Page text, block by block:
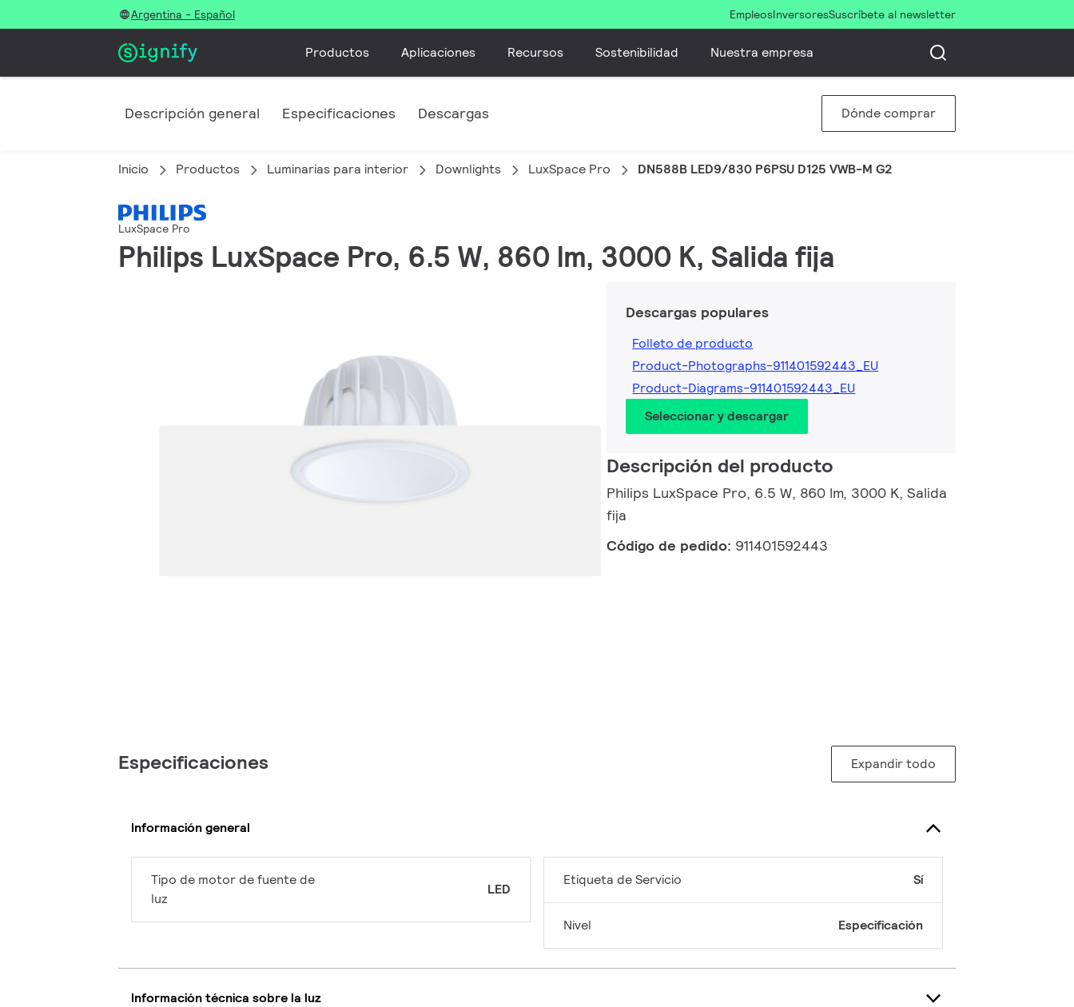
Argentina - Español EmpleosInversoresSuscríbete al newsletter
Productos Aplicaciones Recursos Sostenibilidad Nuestra empresa
Descripción general Especificaciones Descargas Dónde comprar
Inicio Productos Luminarias para interior Downlights LuxSpace Pro DN588B LED9/830 P6PSU D125 VWB-M G2
LuxSpace Pro
Philips LuxSpace Pro, 6.5 W, 860 lm, 3000 K, Salida fija
Descargas populares
Folleto de producto
Product-Photographs-911401592443_EU
Product-Diagrams-911401592443_EU
Seleccionar y descargar
Descripción del producto
Philips LuxSpace Pro, 6.5 W, 860 lm, 3000 K, Salida
fija
Código de pedido: 911401592443
Especificaciones Expandir todo
Información general
Tipo de motor de fuente de
luz
LED
Etiqueta de Servicio Sí
Nivel Especificación
Información técnica sobre la luz